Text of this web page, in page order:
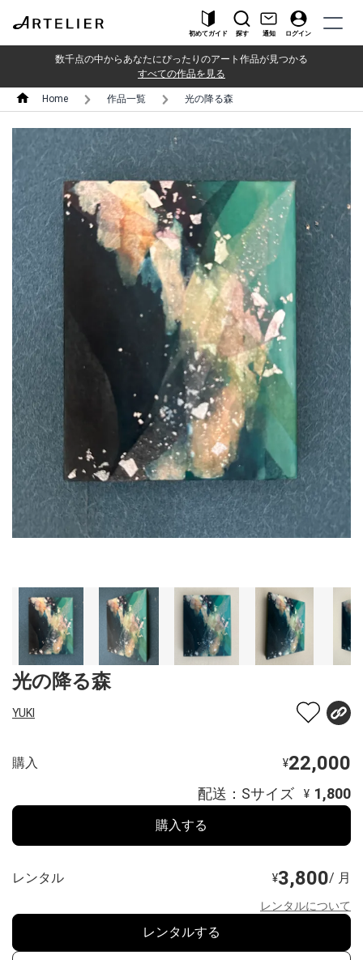
初めてガイド 探す 通知 ログイン
数千点の中からあなたにぴったりのアート作品が見つかる
すべての作品を見る
Home 作品一覧 光の降る森
光の降る森
YUKI
購入 ¥22,000
配送：Sサイズ ¥ 1,800
購入する
レンタル ¥3,800/ 月
レンタルについて
レンタルする